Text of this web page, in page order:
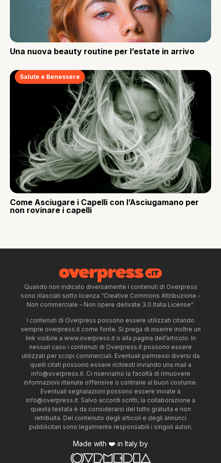
Una nuova beauty routine per l’estate in arrivo
Salute e Benessere
Come Asciugare i Capelli con l’Asciugamano per
non rovinare i capelli
Quando non indicato diversamente i contenuti di Overpress
sono rilasciati sotto licenza “Creative Commons Attribuzione –
Non commerciale – Non opere derivate 3.0 Italia License”.
I contenuti di Overpress possono essere utilizzati citando
sempre overpress.it come fonte. Si prega di inserire inoltre un
link visibile a www.overpress.it o alla pagina dell’articolo. In
nessun caso i contenuti di Overpress.it possono essere
utilizzati per scopi commerciali. Eventuali permessi diversi da
quelli citati possono essere richiesti inviando una mail a
info@overpress.it. Ci riserviamo la facoltà di rimuovere
informazioni ritenute offensive o contrarie al buon costume.
Eventuali segnalazioni possono essere inviate a
info@overpress.it. Salvo accordi scritti, la collaborazione a
questa testata è da considerarsi del tutto gratuita e non
retribuita. Del contenuto degli articoli e degli annunci
pubblicitari sono legalmente responsabili i singoli autori.
Made with ❤️ in Italy by